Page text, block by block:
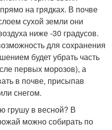
на грядках. В почве
сухой земли они
ниже -30 градусов.
для сохранения
будет убрать часть
первых морозов), а
в почве, присыпав
снегом.
грушу в весной? В
можно собирать по